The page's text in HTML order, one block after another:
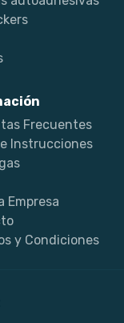
Frecuentes
Instrucciones
Empresa
y Condiciones